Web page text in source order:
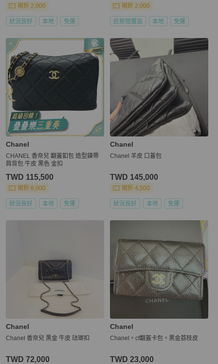
現折 2,000
狀況良好 本地 免運
現折 2,000
近新閒置品 本地 免運
Chanel
CHANEL 香奈兒 翻蓋釦包 造型鍊帶
肩背包 牛皮 黑色 金扣
TWD 115,500
現折 8,000
狀況良好 本地 免運
Chanel
Chanel 羊皮 口蓋包
TWD 145,000
現折 4,500
狀況良好 本地 免運
Chanel
Chanel 香奈兒 黑金 牛皮 琺瑯扣
TWD 72,000
Chanel
Chanel。cf翻蓋卡包。黑金荔枝皮
TWD 23,000